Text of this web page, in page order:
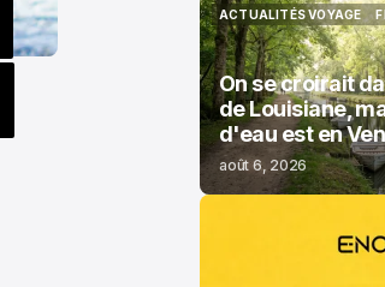
ACTUALITÉS VOYAGE
ACTUALITÉS VOYAGE
On se croirait
de Louisiane,
d'eau est en
août 6, 2026